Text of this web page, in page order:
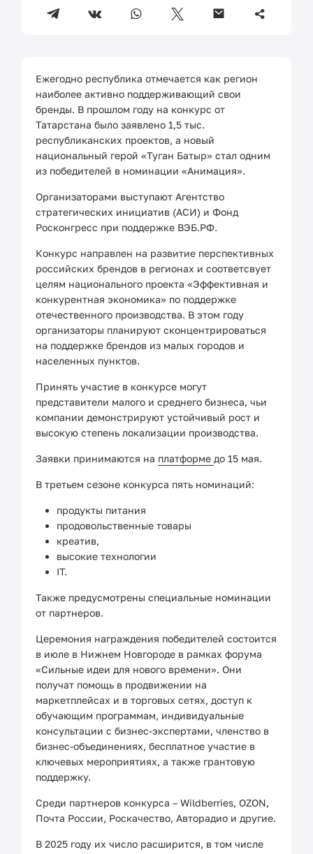
Ежегодно республика отмечается как регион
наиболее активно поддерживающий свои
бренды. В прошлом году на конкурс от
Татарстана было заявлено 1,5 тыс.
республиканских проектов, а новый
национальный герой «Туган Батыр» стал одним
из победителей в номинации «Анимация».
Организаторами выступают Агентство
стратегических инициатив (АСИ) и Фонд
Росконгресс при поддержке ВЭБ.РФ.
Конкурс направлен на развитие перспективных
российских брендов в регионах и соответсвует
целям национального проекта «Эффективная и
конкурентная экономика» по поддержке
отечественного производства. В этом году
организаторы планируют сконцентрироваться
на поддержке брендов из малых городов и
населенных пунктов.
Принять участие в конкурсе могут
представители малого и среднего бизнеса, чьи
компании демонстрируют устойчивый рост и
высокую степень локализации производства.
Заявки принимаются на платформе до 15 мая.
В третьем сезоне конкурса пять номинаций:
продукты питания
продовольственные товары
креатив,
высокие технологии
IT.
Также предусмотрены специальные номинации
от партнеров.
Церемония награждения победителей состоится
в июле в Нижнем Новгороде в рамках форума
«Сильные идеи для нового времени». Они
получат помощь в продвижении на
маркетплейсах и в торговых сетях, доступ к
обучающим программам, индивидуальные
консультации с бизнес-экспертами, членство в
бизнес-объединениях, бесплатное участие в
ключевых мероприятиях, а также грантовую
поддержку.
Среди партнеров конкурса – Wildberries, OZON,
Почта России, Роскачество, Авторадио и другие.
В 2025 году их число расширится, в том числе